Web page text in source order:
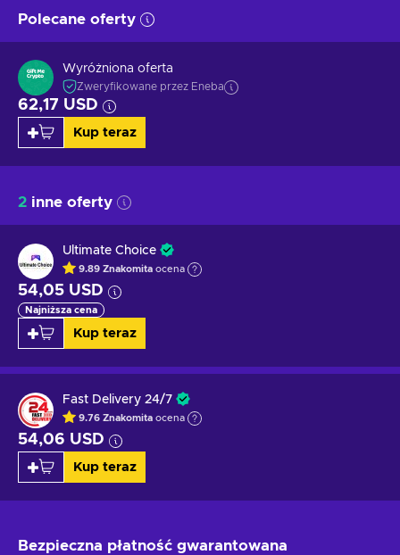
Polecane oferty
Wyróżniona oferta
Zweryfikowane przez Eneba
62,17 USD
Kup teraz
2 inne oferty
Ultimate Choice
9.89 Znakomita ocena
54,05 USD
Najniższa cena
Kup teraz
Fast Delivery 24/7
9.76 Znakomita ocena
54,06 USD
Kup teraz
Bezpieczna płatność gwarantowana